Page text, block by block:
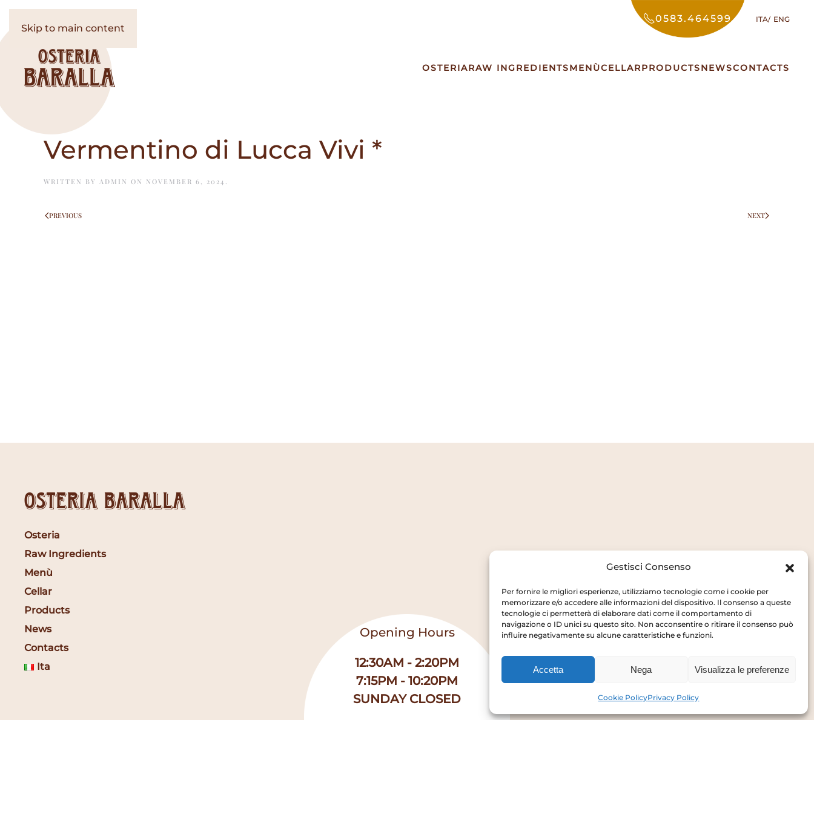
Gestisci Consenso
Per fornire le migliori esperienze, utilizziamo tecnologie come i cookie per
memorizzare e/o accedere alle informazioni del dispositivo. Il consenso a queste
tecnologie ci permetterà di elaborare dati come il comportamento di
navigazione o ID unici su questo sito. Non acconsentire o ritirare il consenso può
influire negativamente su alcune caratteristiche e funzioni.
Accetta Nega Visualizza le preferenze
Cookie PolicyPrivacy Policy
Skip to main content
0583.464599 ITA ENG
OSTERIARAW INGREDIENTSMENÙCELLARPRODUCTSNEWSCONTACTS
Vermentino di Lucca Vivi *
WRITTEN BY ADMIN ON NOVEMBER 6, 2024 .
PREVIOUS NEXT
Osteria Baralla
Osteria
Raw Ingredients
Menù
Cellar
Products
News
Contacts
Ita
Opening Hours
12:30AM - 2:20PM
7:15PM - 10:20PM
SUNDAY CLOSED
Cookie Policy